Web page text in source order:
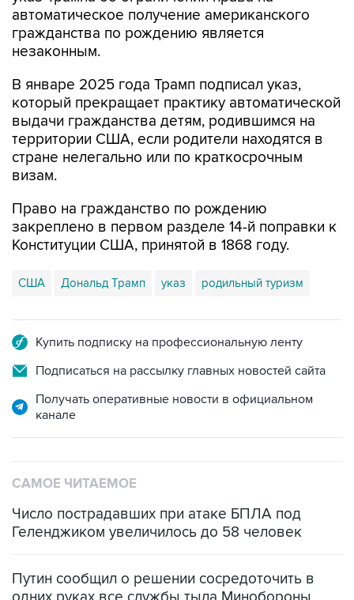
незаконным.
В январе 2025 года Трамп подписал указ,
выдачи гражданства детям, родившимся на
территории США, если родители находятся в
стране нелегально или по краткосрочным
визам.
Право на гражданство по рождению
Конституции США, принятой в 1868 году.
США Дональд Трамп указ родильный туризм
Подписаться на рассылку главных новостей сайта
Получать оперативные новости в официальном
канале
Число пострадавших при атаке БПЛА под
Путин сообщил о решении сосредоточить в